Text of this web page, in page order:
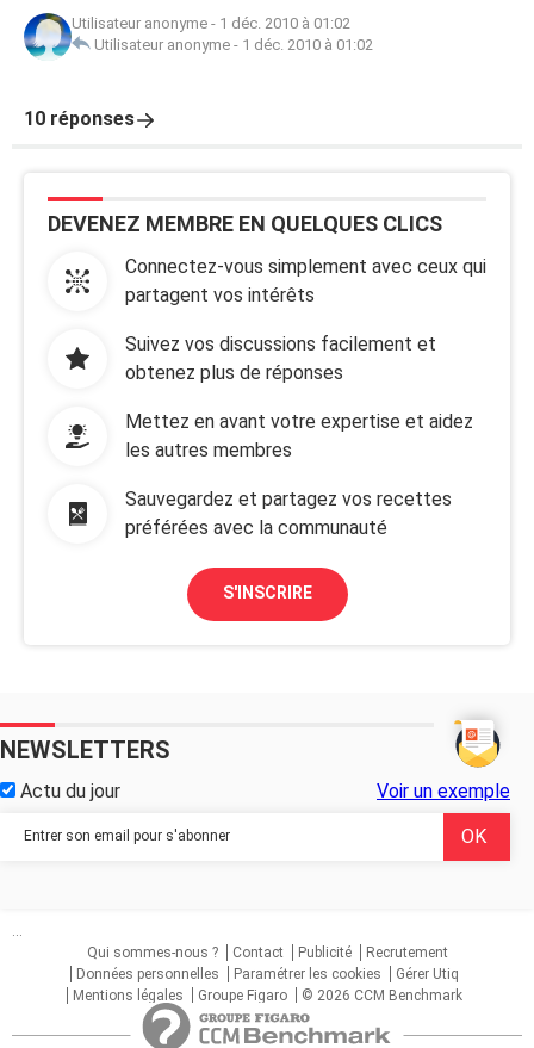
Utilisateur anonyme - 1 déc. 2010 à 01:02
Utilisateur anonyme - 1 déc. 2010 à 01:02
10 réponses
DEVENEZ MEMBRE EN QUELQUES CLICS
Connectez-vous simplement avec ceux qui
partagent vos intérêts
Suivez vos discussions facilement et
obtenez plus de réponses
Mettez en avant votre expertise et aidez
les autres membres
Sauvegardez et partagez vos recettes
préférées avec la communauté
S'INSCRIRE
NEWSLETTERS
Actu du jour Voir un exemple
...
Qui sommes-nous ?
Contact Publicité
Recrutement
Données personnelles
Paramétrer les cookies
Gérer Utiq
Mentions légales
Groupe Figaro © 2026 CCM Benchmark